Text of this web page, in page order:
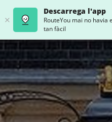
Descarrega l'app
RouteYou mai no havia
tan fàcil